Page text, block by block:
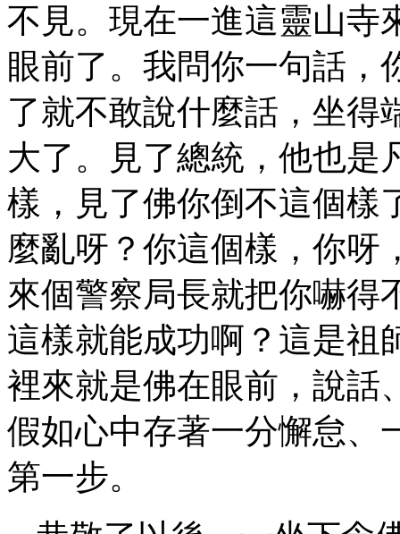
不見。現在一進這靈山寺
眼前了。我問你一句話，
了就不敢說什麼話，坐得
大了。見了總統，他也是
樣，見了佛你倒不這個樣
麼亂呀？你這個樣，你呀
來個警察局長就把你嚇得
這樣就能成功啊？這是祖
裡來就是佛在眼前，說話
假如心中存著一分懈怠、
第一步。